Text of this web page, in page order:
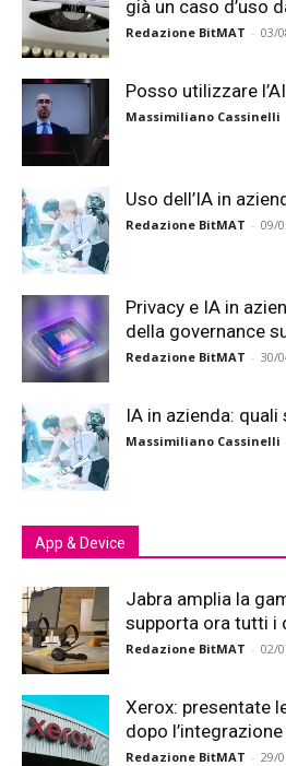
già un caso d’uso
Redazione BitMAT - 03/
Posso utilizzare
Massimiliano Cassinelli
Uso dell’IA in
Redazione BitMAT - 09/
Privacy e IA in
della governance
Redazione BitMAT - 30/
IA in azienda:
Massimiliano Cassinelli
App & Device
Jabra amplia la
supporta ora tutti i
Redazione BitMAT - 02/
Xerox: presentate
dopo
Redazione BitMAT - 29/